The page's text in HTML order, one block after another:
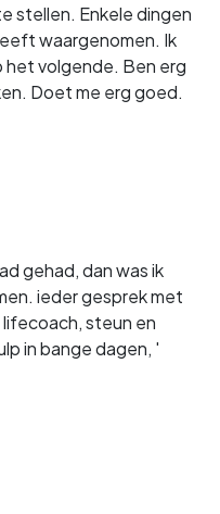
stellen. Enkele dingen
waargenomen. Ik
het volgende. Ben erg
Doet me erg goed.
gehad, dan was ik
ieder gesprek met
lifecoach, steun en
in bange dagen, '